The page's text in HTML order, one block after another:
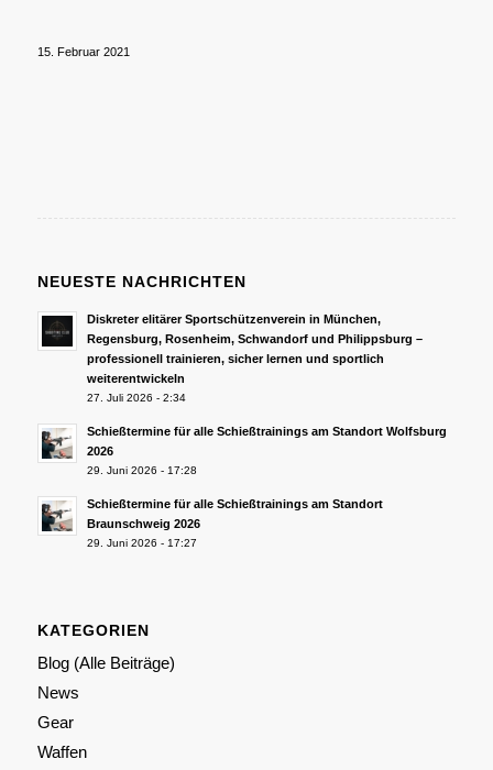
15. Februar 2021
NEUESTE NACHRICHTEN
Diskreter elitärer Sportschützenverein in München,
Regensburg, Rosenheim, Schwandorf und Philippsburg –
professionell trainieren, sicher lernen und sportlich
weiterentwickeln
27. Juli 2026 - 2:34
Schießtermine für alle Schießtrainings am Standort Wolfsburg
2026
29. Juni 2026 - 17:28
Schießtermine für alle Schießtrainings am Standort
Braunschweig 2026
29. Juni 2026 - 17:27
KATEGORIEN
Blog (Alle Beiträge)
News
Gear
Waffen